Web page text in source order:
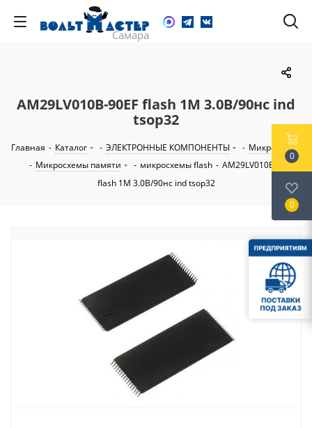
AM29LV010B-90EF flash 1M 3.0В/90нс ind
tsop32
Главная - Каталог - ЭЛЕКТРОННЫЕ КОМПОНЕНТЫ - Микросхемы
- Микросхемы памяти - микросхемы flash - AM29LV010B-90EF
flash 1M 3.0В/90нс ind tsop32
0
0